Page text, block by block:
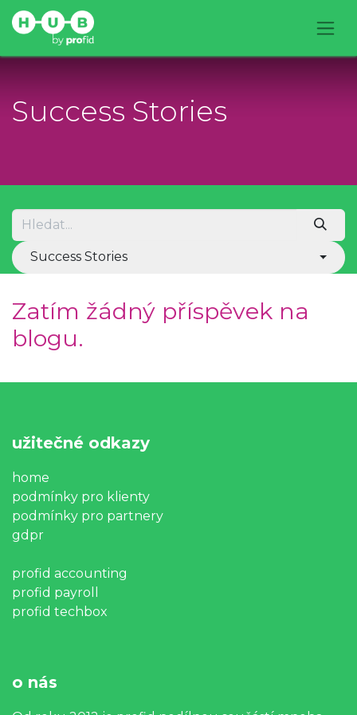
Success Stories
Success Stories
Zatím žádný příspěvek na
blogu.
užitečné odkazy
home
podmínky pro klienty
podmínky pro partnery
gdpr
profid accounting
profid payroll
profid techbox
o nás